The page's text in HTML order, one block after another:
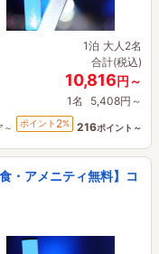
1泊 大人2名
合計(税込)
10,816円～
1名 5,408円～
～ ポイント 2% 216ポイント～
・アメニティ無料】コ